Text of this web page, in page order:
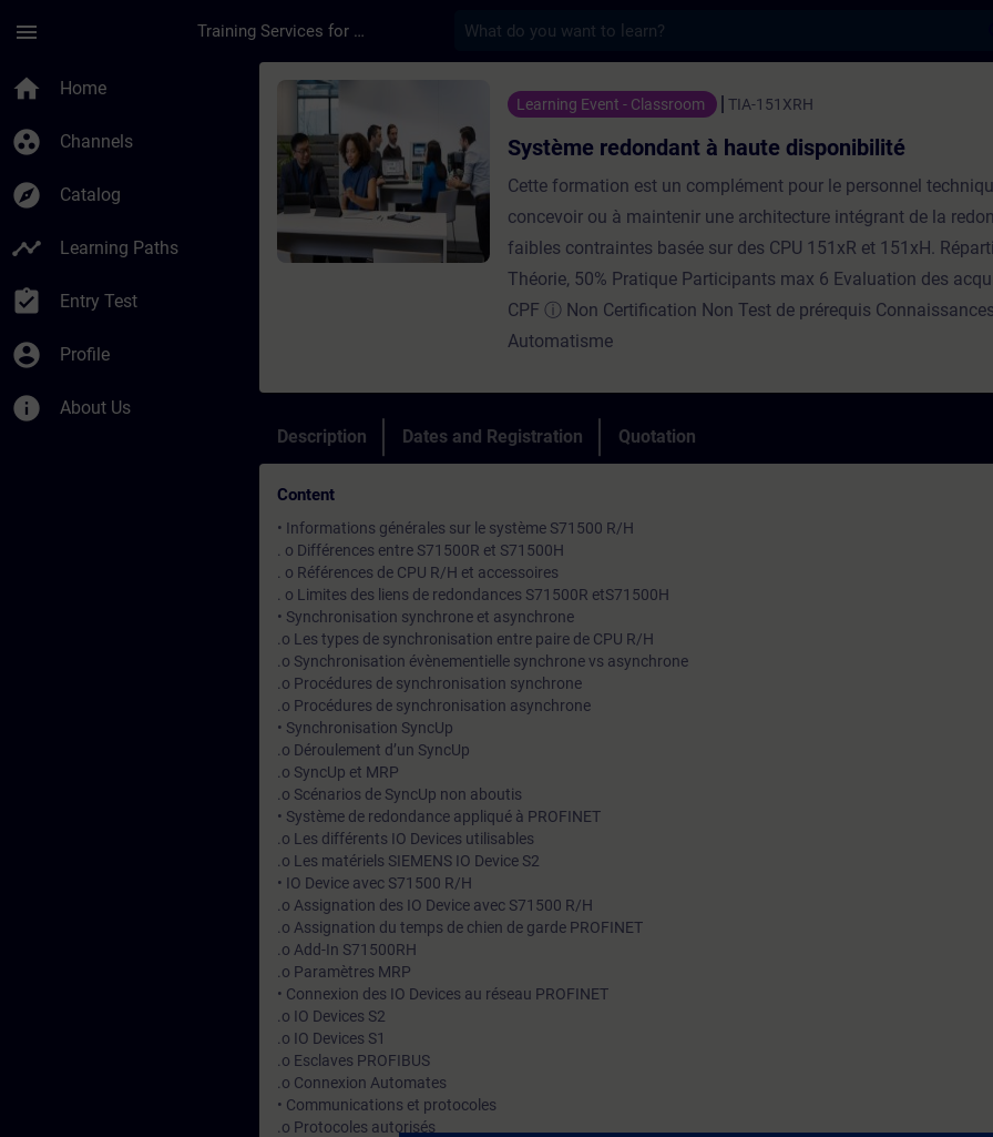
menu Training Services for Digital Industries
home Home
group_work Channels
explore Catalog
timeline Learning Paths
assignment_turned_in Entry Test
account_circle Profile
info About Us
Course - Système redondant à haute disponibilité - Training -
Learning Event - Classroom TIA-151XRH
Système redondant à haute disponibilité
Cette formation est un complément pour le personnel
concevoir ou à maintenir une architecture intégrant de la
faibles contraintes basée sur des CPU 151xR et 151xH.
Théorie, 50% Pratique Participants max 6 Evaluation des
CPF ⓘ Non Certification Non Test de prérequis
Automatisme
Description Dates and Registration Quotation
Content
• Informations générales sur le système S71500 R/H
. o Différences entre S71500R et S71500H
. o Références de CPU R/H et accessoires
. o Limites des liens de redondances S71500R etS71500H
• Synchronisation synchrone et asynchrone
.o Les types de synchronisation entre paire de CPU R/H
.o Synchronisation évènementielle synchrone vs asynchrone
.o Procédures de synchronisation synchrone
.o Procédures de synchronisation asynchrone
• Synchronisation SyncUp
.o Déroulement d’un SyncUp
.o SyncUp et MRP
.o Scénarios de SyncUp non aboutis
• Système de redondance appliqué à PROFINET
.o Les différents IO Devices utilisables
.o Les matériels SIEMENS IO Device S2
• IO Device avec S71500 R/H
.o Assignation des IO Device avec S71500 R/H
.o Assignation du temps de chien de garde PROFINET
.o Add-In S71500RH
.o Paramètres MRP
• Connexion des IO Devices au réseau PROFINET
.o IO Devices S2
.o IO Devices S1
.o Esclaves PROFIBUS
.o Connexion Automates
• Communications et protocoles
.o Protocoles autorisés